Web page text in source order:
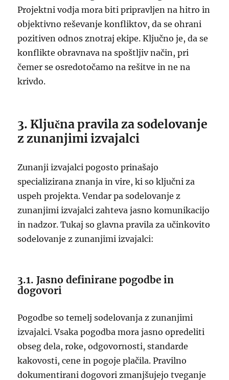
Projektni vodja mora biti pripravljen na hitro in
objektivno reševanje konfliktov, da se ohrani
pozitiven odnos znotraj ekipe. Ključno je, da se
konflikte obravnava na spoštljiv način, pri
čemer se osredotočamo na rešitve in ne na
krivdo.
3. Ključna pravila za sodelovanje
z zunanjimi izvajalci
Zunanji izvajalci pogosto prinašajo
specializirana znanja in vire, ki so ključni za
uspeh projekta. Vendar pa sodelovanje z
zunanjimi izvajalci zahteva jasno komunikacijo
in nadzor. Tukaj so glavna pravila za učinkovito
sodelovanje z zunanjimi izvajalci:
3.1. Jasno definirane pogodbe in
dogovori
Pogodbe so temelj sodelovanja z zunanjimi
izvajalci. Vsaka pogodba mora jasno opredeliti
obseg dela, roke, odgovornosti, standarde
kakovosti, cene in pogoje plačila. Pravilno
dokumentirani dogovori zmanjšujejo tveganje